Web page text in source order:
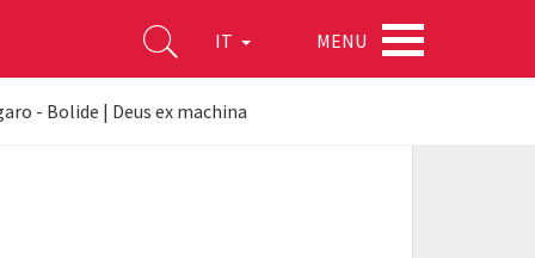
IT MENU
- Bolide | Deus ex machina